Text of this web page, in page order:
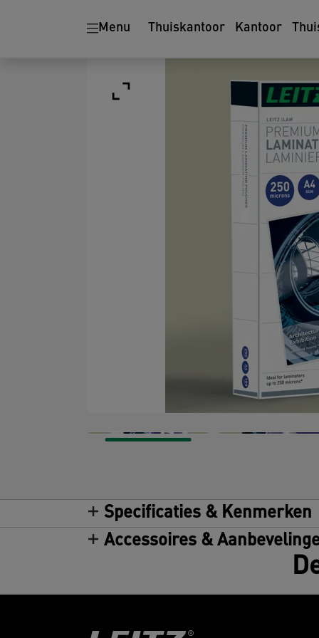
Menu Thuiskantoor Kantoor
Specificaties & Kenmerken
Accessoires &